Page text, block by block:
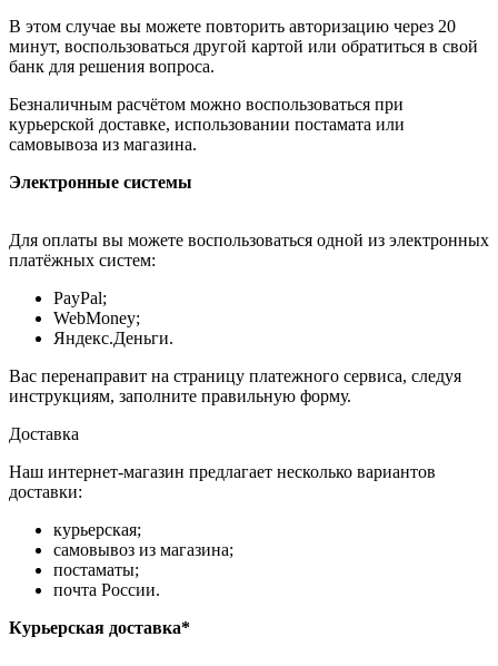
В этом случае вы можете повторить авторизацию через 20
минут, воспользоваться другой картой или обратиться в свой
банк для решения вопроса.
Безналичным расчётом можно воспользоваться при
курьерской доставке, использовании постамата или
самовывоза из магазина.
Электронные системы
Для оплаты вы можете воспользоваться одной из электронных
платёжных систем:
PayPal;
WebMoney;
Яндекс.Деньги.
Вас перенаправит на страницу платежного сервиса, следуя
инструкциям, заполните правильную форму.
Доставка
Наш интернет-магазин предлагает несколько вариантов
доставки:
курьерская;
самовывоз из магазина;
постаматы;
почта России.
Курьерская доставка*